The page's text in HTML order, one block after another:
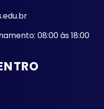
08:00 às 18:00